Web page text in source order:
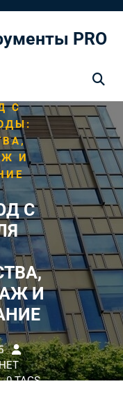
PRO
С
И
С
И
0 TAGS